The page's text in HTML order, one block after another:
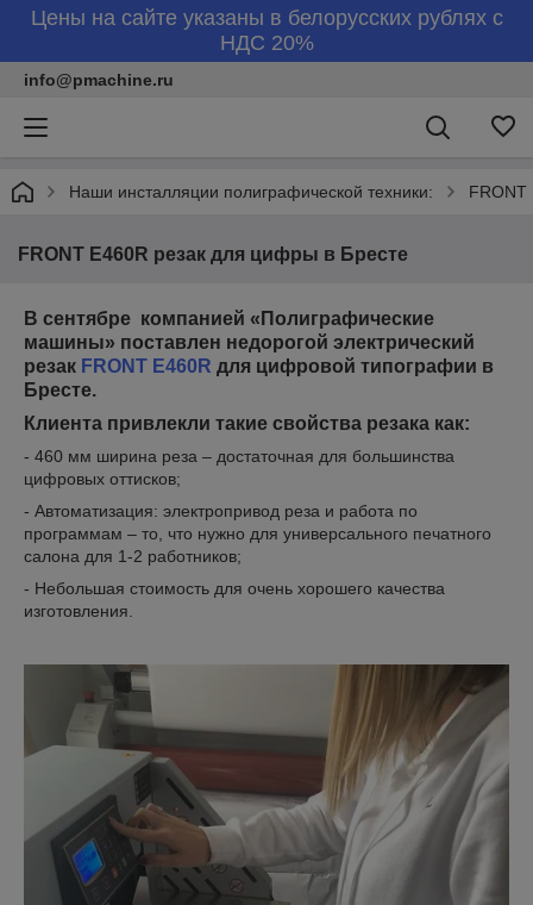
Цены на сайте указаны в белорусских рублях с
НДС 20%
info@pmachine.ru
Наши инсталляции полиграфической техники: FRONT
FRONT E460R резак для цифры в Бресте
В сентябре компанией «Полиграфические
машины» поставлен недорогой электрический
резак FRONT E460R для цифровой типографии в
Бресте.
Клиента привлекли такие свойства резака как:
- 460 мм ширина реза – достаточная для большинства
цифровых оттисков;
- Автоматизация: электропривод реза и работа по
программам – то, что нужно для универсального печатного
салона для 1-2 работников;
- Небольшая стоимость для очень хорошего качества
изготовления.